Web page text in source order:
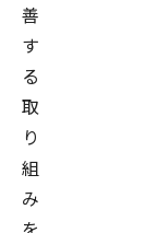
善
す
る
取
り
組
み